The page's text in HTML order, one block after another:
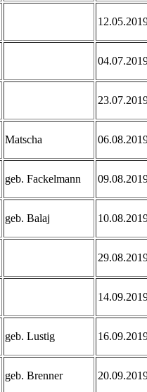
Matscha
geb. Fackelmann
geb. Balaj
geb. Lustig
geb. Brenner